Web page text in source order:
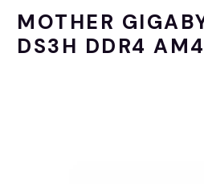
MOTHER
DS3H DDR4 AM4